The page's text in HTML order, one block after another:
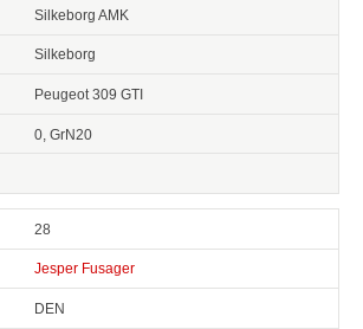
Silkeborg AMK
Silkeborg
Peugeot 309 GTI
0, GrN20
28
Jesper Fusager
DEN